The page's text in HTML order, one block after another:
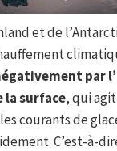
et de
par
la surface, qui
courants de
C’est-à-